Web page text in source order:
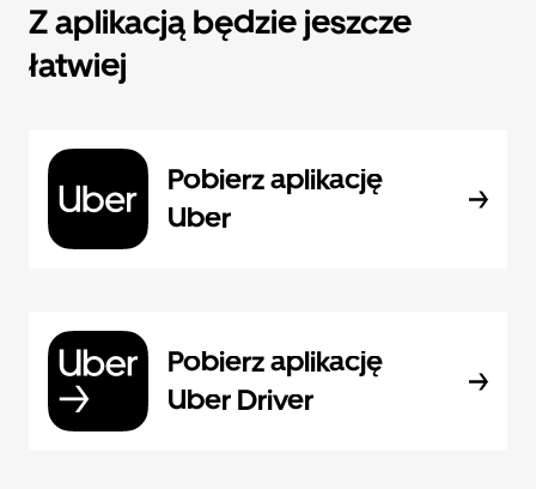
Z aplikacją będzie jeszcze
łatwiej
Pobierz aplikację
Uber
Pobierz aplikację
Uber Driver